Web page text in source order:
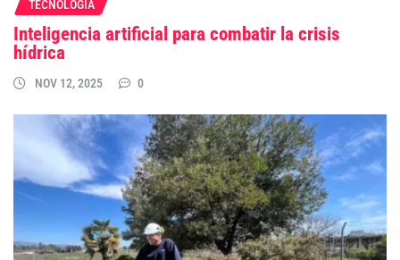
TECNOLOGÍA
Inteligencia artificial para combatir la crisis
hídrica
NOV 12, 2025 0